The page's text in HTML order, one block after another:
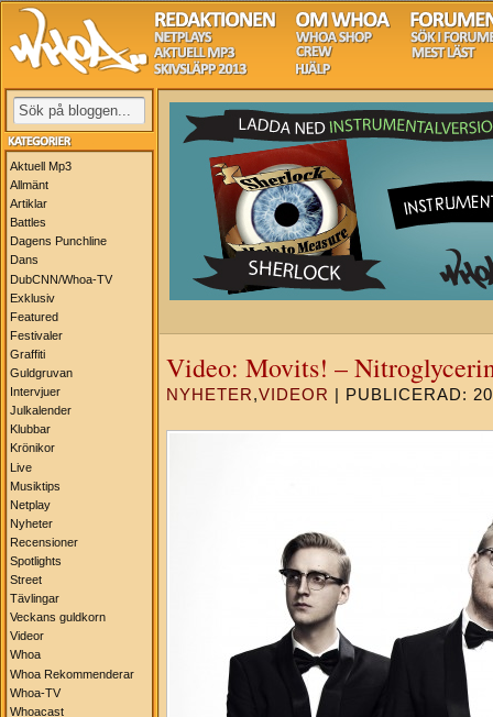
Aktuell Mp3
Allmänt
Artiklar
Battles
Dagens Punchline
Dans
DubCNN/Whoa-TV
Exklusiv
Featured
Festivaler
Graffiti
Guldgruvan
Intervjuer
Julkalender
Klubbar
Krönikor
Live
Musiktips
Netplay
Nyheter
Recensioner
Spotlights
Street
Tävlingar
Veckans guldkorn
Videor
Whoa
Whoa Rekommenderar
Whoa-TV
Whoacast
Video: Movits! –
NYHETER,VIDEOR | PUBLICERAD: